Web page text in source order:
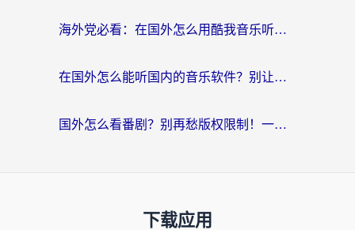
海外党必看：在国外怎么用酷我音乐听音乐？告别“地区不支持”的实用指南
在国外怎么能听国内的音乐软件？别让版权限制断了你的“中文歌单”
国外怎么看番剧？别再愁版权限制！一个工具解决所有回国追剧难题
下载应用